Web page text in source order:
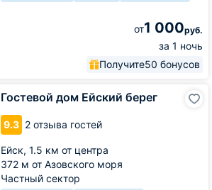
от1 000руб.
за 1 ночь
Получите50 бонусов
Гостевой дом Ейский берег
9.3 2 отзыва гостей
Ейск, 1.5 км от центра
372 м от Азовского моря
Частный сектор